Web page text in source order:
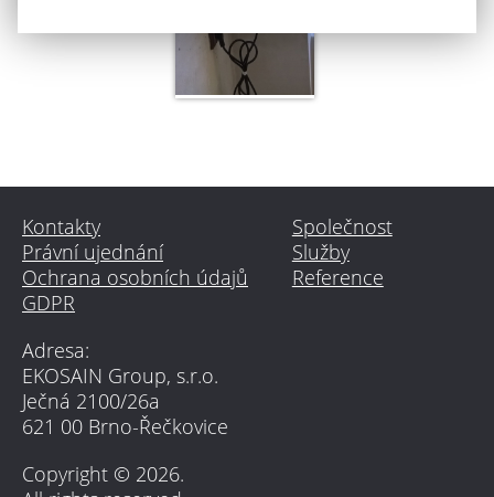
Kontakty
Právní ujednání
Ochrana osobních údajů
GDPR
Společnost
Služby
Reference
Adresa:
EKOSAIN Group, s.r.o.
Ječná 2100/26a
621 00 Brno-Řečkovice
Copyright © 2026.